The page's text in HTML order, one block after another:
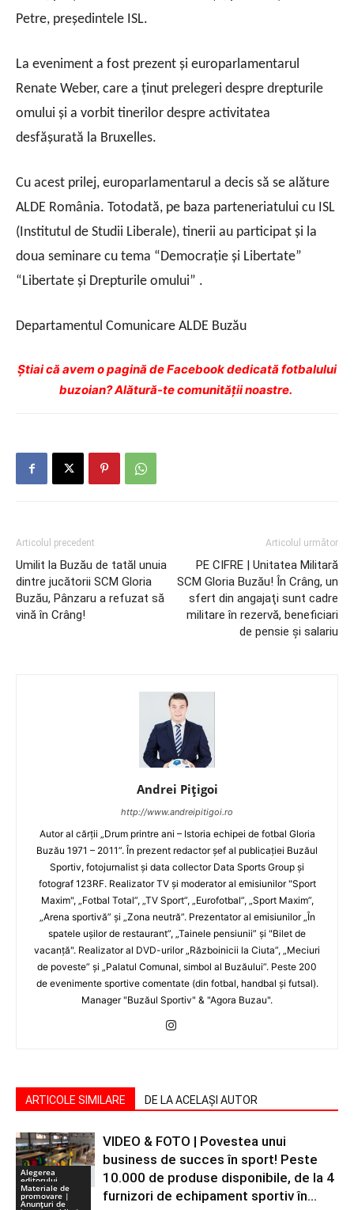
Petre, președintele ISL.
La eveniment a fost prezent și europarlamentarul
Renate Weber, care a ținut prelegeri despre drepturile
omului și a vorbit tinerilor despre activitatea
desfăşurată la Bruxelles.
Cu acest prilej, europarlamentarul a decis să se alăture
ALDE România. Totodată, pe baza parteneriatului cu ISL
(Institutul de Studii Liberale), tinerii au participat și la
doua seminare cu tema “Democrație și Libertate”
“Libertate și Drepturile omului” .
Departamentul Comunicare ALDE Buzău
Ştiai că avem o pagină de Facebook dedicată fotbalului
buzoian? Alătură-te comunității noastre.
Articolul precedent
Umilit la Buzău de tatăl unuia
dintre jucătorii SCM Gloria
Buzău, Pânzaru a refuzat să
vină în Crâng!
Articolul următor
PE CIFRE | Unitatea Militară
SCM Gloria Buzău! În Crâng, un
sfert din angajaţi sunt cadre
militare în rezervă, beneficiari
de pensie şi salariu
Andrei Pițigoi
http://www.andreipitigoi.ro
Autor al cărţii „Drum printre ani – Istoria echipei de fotbal Gloria
Buzău 1971 – 2011”. În prezent redactor şef al publicaţiei Buzăul
Sportiv, fotojurnalist şi data collector Data Sports Group şi
fotograf 123RF. Realizator TV şi moderator al emisiunilor "Sport
Maxim", „Fotbal Total”, „TV Sport”, „Eurofotbal”, „Sport Maxim”,
„Arena sportivă” şi „Zona neutră”. Prezentator al emisiunilor „În
spatele uşilor de restaurant”, „Tainele pensiunii” şi "Bilet de
vacanţă". Realizator al DVD-urilor „Războinicii la Ciuta”, „Meciuri
de poveste” şi „Palatul Comunal, simbol al Buzăului”. Peste 200
de evenimente sportive comentate (din fotbal, handbal şi futsal).
Manager "Buzăul Sportiv" & "Agora Buzau".
ARTICOLE SIMILARE DE LA ACELAȘI AUTOR
Alegerea
editorului
VIDEO & FOTO | Povestea unui
business de succes în sport! Peste
10.000 de produse disponibile, de la 4
furnizori de echipament sportiv în...
Materiale de
promovare |
Anunţuri de